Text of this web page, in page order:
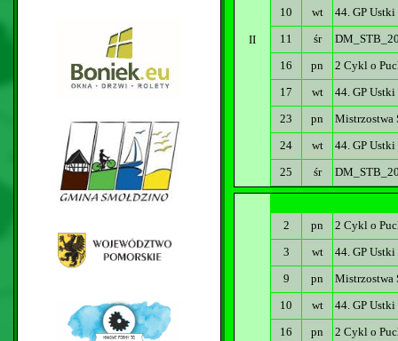
II
10
wt
44. GP
11
śr
16
pn
2 Cykl o
17
wt
44. GP
23
pn
Mistrzostwa
24
wt
44. GP
25
śr
2 pn
2 Cykl o
3
wt
44. GP
9
pn
Mistrzostwa
10
wt
44. GP
16
pn
2 Cykl o